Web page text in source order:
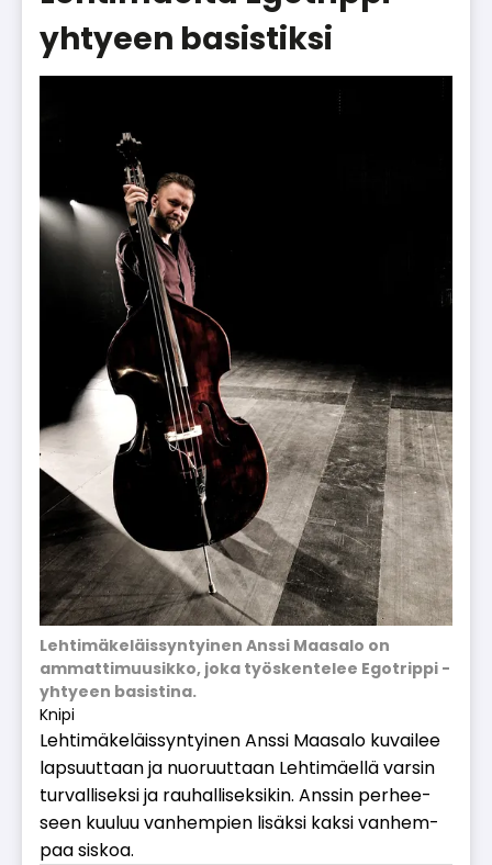
yhtyeen basistiksi
Lehtimäkeläissyntyinen Anssi Maasalo on
ammattimuusikko, joka työskentelee Egotrippi -
yhtyeen basistina.
Knipi
Leh­ti­mä­ke­läis­syn­tyi­nen Ans­si Maa­sa­lo ku­vai­lee
lap­suut­taan ja nuo­ruut­taan Leh­ti­mä­el­lä var­sin
tur­val­li­sek­si ja rau­hal­li­sek­si­kin. Ans­sin per­hee­
seen kuu­luu van­hem­pien li­säk­si kak­si van­hem­
paa sis­koa.